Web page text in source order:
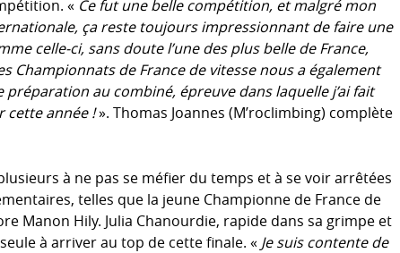
« Ce fut une belle compétition, et malgré mon
ça reste toujours impressionnant de faire une
celle-ci, sans doute l’une des plus belle de France,
Championnats de France de vitesse nous a également
au combiné, épreuve dans laquelle j’ai fait
cette année !». Thomas Joannes (M’roclimbing) complète
à ne pas se méfier du temps et à se voir arrêtées
telles que la jeune Championne de France de
Manon Hily. Julia Chanourdie, rapide dans sa grimpe et
à arriver au top de cette finale. « Je suis contente de